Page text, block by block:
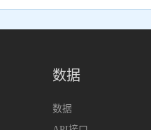
数据
数据